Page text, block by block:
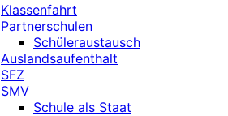
Klassenfahrt
Partnerschulen
Schüleraustausch
Auslandsaufenthalt
SFZ
SMV
Schule als Staat